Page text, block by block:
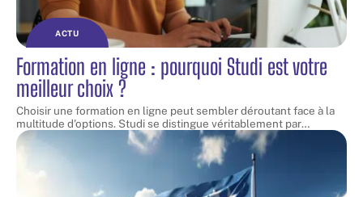
ACTU
Formation en ligne : pourquoi Studi est votre
meilleur choix ?
Choisir une formation en ligne peut sembler déroutant face à la
multitude d'options. Studi se distingue véritablement par…